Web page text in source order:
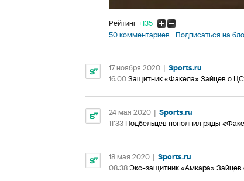
Рейтинг+135
50 комментариев
Подписаться на
17 ноября 2020 | Sports.ru
16:00Защитник «Факела» Зайцев о
24 мая 2020 | Sports.ru
11:33 Подбельцев пополнил ряды
18 мая 2020 | Sports.ru
08:38Экс-защитник «Амкара» Зайцев